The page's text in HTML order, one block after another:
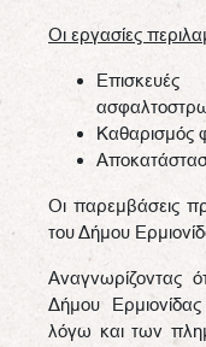
Οι εργασίες
Καθαρισμός
Οι παρεμβάσεις
του Δήμου
Αναγνωρίζοντας
Δήμου Ερμιονίδας
λόγω και των